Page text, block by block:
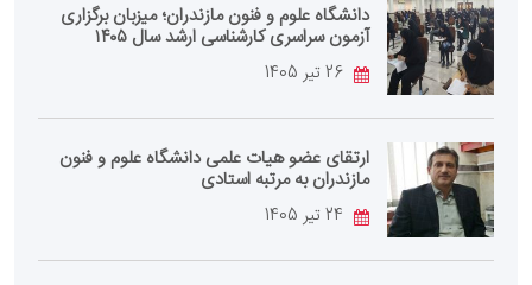
دانشگاه علوم و فنون مازندران؛ میزبان برگزاری
آزمون سراسری کارشناسی‌ ارشد سال ۱۴۰۵
ارتقای عضو هیات علمی دانشگاه علوم و فنون
مازندران به مرتبه استادی